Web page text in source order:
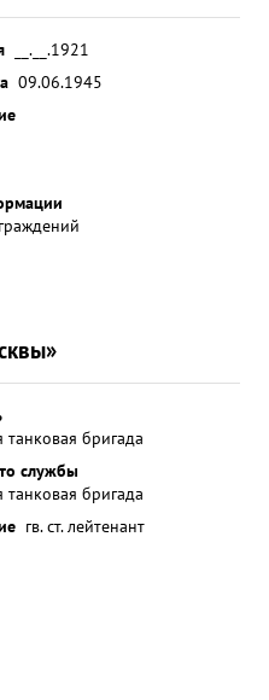
__.__.1921
09.06.1945
танковая бригада
службы
танковая бригада
гв. ст. лейтенант